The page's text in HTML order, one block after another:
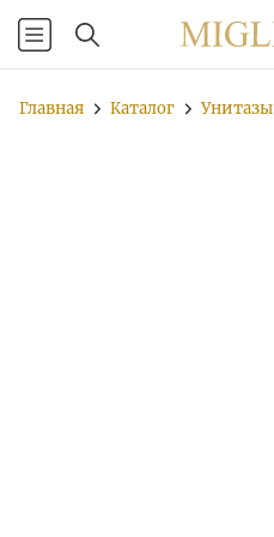
Главная Каталог Унитазы